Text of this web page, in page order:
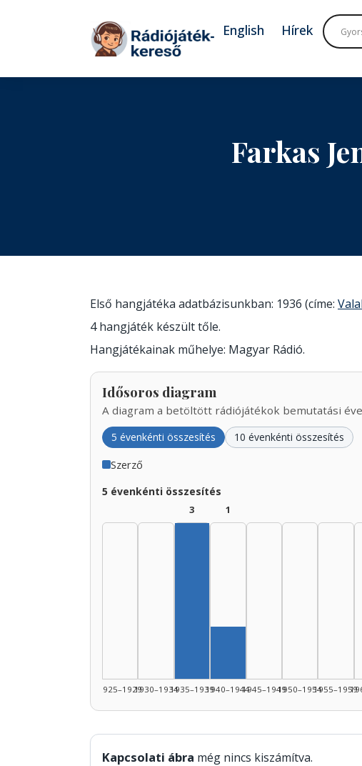
Tovább a tartalomhoz
English Hírek
Farkas
Első hangjátéka adatbázisunkban: 1936 (címe:
4 hangjáték készült tőle.
Hangjátékainak műhelye: Magyar Rádió.
Idősoros diagram
A diagram a betöltött rádiójátékok bemutatási
5 évenkénti összesítés 10 évenkénti összesítés
Szerző
5 évenkénti összesítés
1925–19291930–1934
3
1935–1939
1
1940–19441945–19491950–19541955–1959
Kapcsolati ábra még nincs kiszámítva.